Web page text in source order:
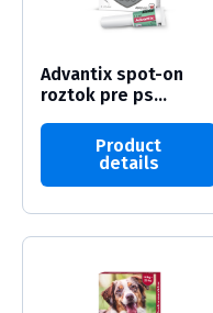
Advantix spot-on
roztok pre ps...
Product
details